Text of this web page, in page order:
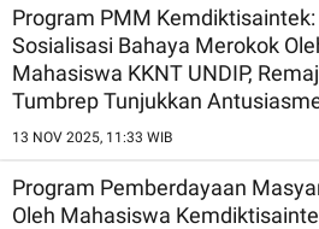
Program PMM Kemdiktisaintek:
Sosialisasi Bahaya Merokok
Mahasiswa KKNT UNDIP,
Tumbrep Tunjukkan
13 NOV 2025, 11:33 WIB
Program Pemberdayaan
Oleh Mahasiswa